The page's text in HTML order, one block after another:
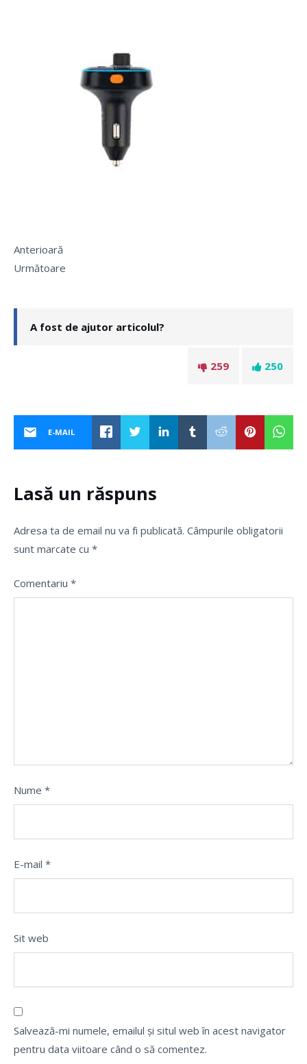
Anterioară
Următoare
A fost de ajutor articolul?
250
259
E-MAIL
Lasă un răspuns
Adresa ta de email nu va fi publicată. Câmpurile obligatorii
sunt marcate cu *
Comentariu *
Nume *
E-mail *
Sit web
Salvează-mi numele, emailul și situl web în acest navigator
pentru data viitoare când o să comentez.